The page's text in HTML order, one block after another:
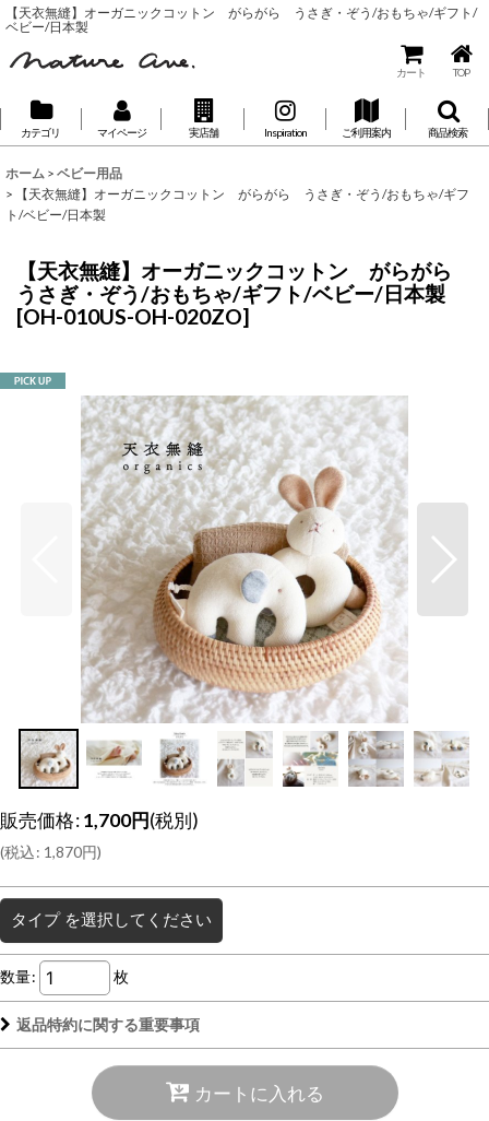
【天衣無縫】オーガニックコットン がらがら うさぎ・ぞう/おもちゃ/ギフト/
ベビー/日本製
カート TOP
カテゴリ マイページ 実店舗 Inspiration ご利用案内 商品検索
ホーム > ベビー用品
>
【天衣無縫】オーガニックコットン がらがら うさぎ・ぞう/おもちゃ/ギフ
ト/ベビー/日本製
【天衣無縫】オーガニックコットン がらがら
うさぎ・ぞう/おもちゃ/ギフト/ベビー/日本製
[OH-010US-OH-020ZO]
販売価格:1,700円(税別)
(税込: 1,870円)
タイプ を選択してください
数量: 枚
返品特約に関する重要事項
カートに入れる